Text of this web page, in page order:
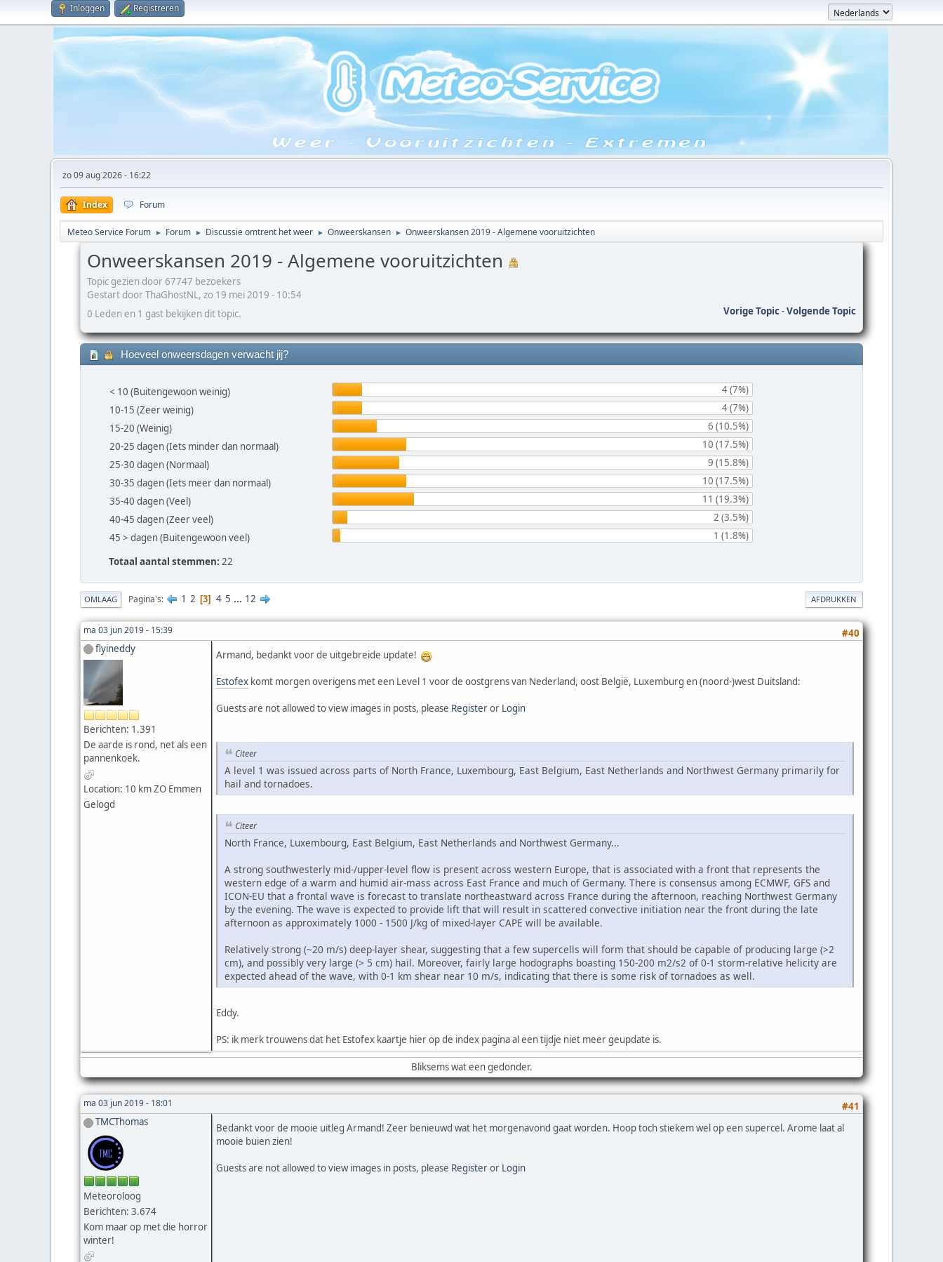
Inloggen Registreren
zo 09 aug 2026 - 16:22
Index Forum
Meteo Service Forum ► Forum ► Discussie omtrent het weer ► Onweerskansen ► Onweerskansen 2019 - Algemene vooruitzichten
Onweerskansen 2019 - Algemene vooruitzichten
Topic gezien door 67747 bezoekers
Gestart door ThaGhostNL, zo 19 mei 2019 - 10:54
Vorige Topic-Volgende Topic
0 Leden en 1 gast bekijken dit topic.
Hoeveel onweersdagen verwacht jij?
< 10 (Buitengewoon weinig)
4 (7%)
10-15 (Zeer weinig)
4 (7%)
15-20 (Weinig)
6 (10.5%)
20-25 dagen (Iets minder dan normaal)
10 (17.5%)
25-30 dagen (Normaal)
9 (15.8%)
30-35 dagen (Iets meer dan normaal)
10 (17.5%)
35-40 dagen (Veel)
11 (19.3%)
40-45 dagen (Zeer veel)
2 (3.5%)
45 > dagen (Buitengewoon veel)
1 (1.8%)
Totaal aantal stemmen: 22
AFDRUKKEN
OMLAAG Pagina's 1 2 3 4 5 ... 12
ma 03 jun 2019 - 15:39
#40
flyineddy
Berichten: 1.391
De aarde is rond, net als een
pannenkoek.
Location: 10 km ZO Emmen
Gelogd
Armand, bedankt voor de uitgebreide update!
Estofexkomt morgen overigens met een Level 1 voor de oostgrens van Nederland, oost België, Luxemburg en (noord-)west Duitsland:
Guests are not allowed to view images in posts, please Registeror Login
Citeer
A level 1 was issued across parts of North France, Luxembourg, East Belgium, East Netherlands and Northwest Germany primarily for
hail and tornadoes.
Citeer
North France, Luxembourg, East Belgium, East Netherlands and Northwest Germany...
A strong southwesterly mid-/upper-level flow is present across western Europe, that is associated with a front that represents the
western edge of a warm and humid air-mass across East France and much of Germany. There is consensus among ECMWF, GFS and
ICON-EU that a frontal wave is forecast to translate northeastward across France during the afternoon, reaching Northwest Germany
by the evening. The wave is expected to provide lift that will result in scattered convective initiation near the front during the late
afternoon as approximately 1000 - 1500 J/kg of mixed-layer CAPE will be available.
Relatively strong (~20 m/s) deep-layer shear, suggesting that a few supercells will form that should be capable of producing large (>2
cm), and possibly very large (> 5 cm) hail. Moreover, fairly large hodographs boasting 150-200 m2/s2 of 0-1 storm-relative helicity are
expected ahead of the wave, with 0-1 km shear near 10 m/s, indicating that there is some risk of tornadoes as well.
Eddy.
PS: ik merk trouwens dat het Estofex kaartje hier op de index pagina al een tijdje niet meer geupdate is.
Bliksems wat een gedonder.
ma 03 jun 2019 - 18:01
#41
TMCThomas
Meteoroloog
Berichten: 3.674
Kom maar op met die horror
winter!
Bedankt voor de mooie uitleg Armand! Zeer benieuwd wat het morgenavond gaat worden. Hoop toch stiekem wel op een supercel. Arome laat al
mooie buien zien!
Guests are not allowed to view images in posts, please Registeror Login